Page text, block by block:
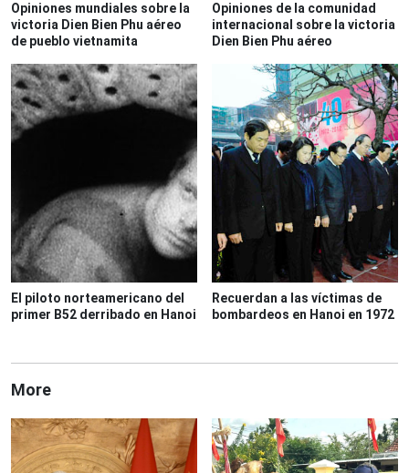
Opiniones mundiales sobre la
victoria Dien Bien Phu aéreo
de pueblo vietnamita
Opiniones de la comunidad
internacional sobre la victoria
Dien Bien Phu aéreo
El piloto norteamericano del
primer B52 derribado en Hanoi
Recuerdan a las víctimas de
bombardeos en Hanoi en 1972
More